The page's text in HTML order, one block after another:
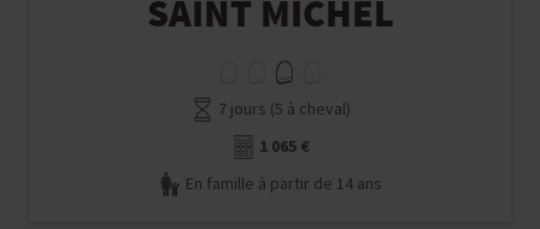
SAINT MICHEL
7 jours (5 à cheval)
1 065 €
En famille à partir de 14 ans